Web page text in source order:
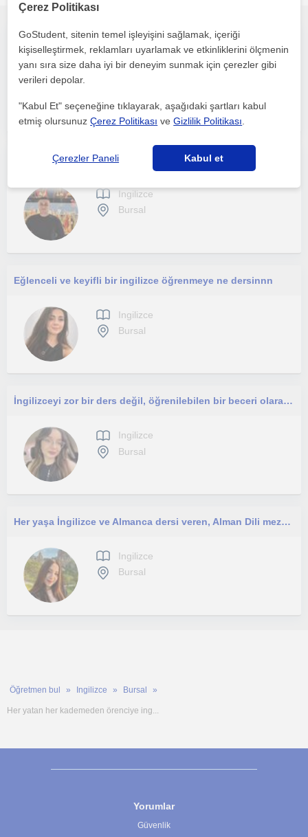
Ingilizce
Ingilizce
Bursal
Eğlenceli ve keyifli bir ingilizce öğrenmeye ne dersinnn
Ingilizce
Bursal
İngilizceyi zor bir ders değil, öğrenilebilen bir beceri olarak görüyorum.İngilizcesini geliştirmek isteyen herkesle çalışabilirim
Ingilizce
Bursal
Her yaşa İngilizce ve Almanca dersi veren, Alman Dili mezunu, Bursa merkezli öğretmenim.
Ingilizce
Bursal
Öğretmen bul Ingilizce Bursal
Her yatan her kademeden örenciye ing...
Yorumlar
Güvenlik
Çerez Politikası
GoStudent, sitenin temel işleyişini sağlamak, içeriği
kişiselleştirmek, reklamları uyarlamak ve etkinliklerini ölçmenin
yanı sıra size daha iyi bir deneyim sunmak için çerezler gibi
verileri depolar.
"Kabul Et" seçeneğine tıklayarak, aşağıdaki şartları kabul
etmiş olursunuzÇerez Politikası veGizlilik Politikası
Çerezler Paneli Kabul et